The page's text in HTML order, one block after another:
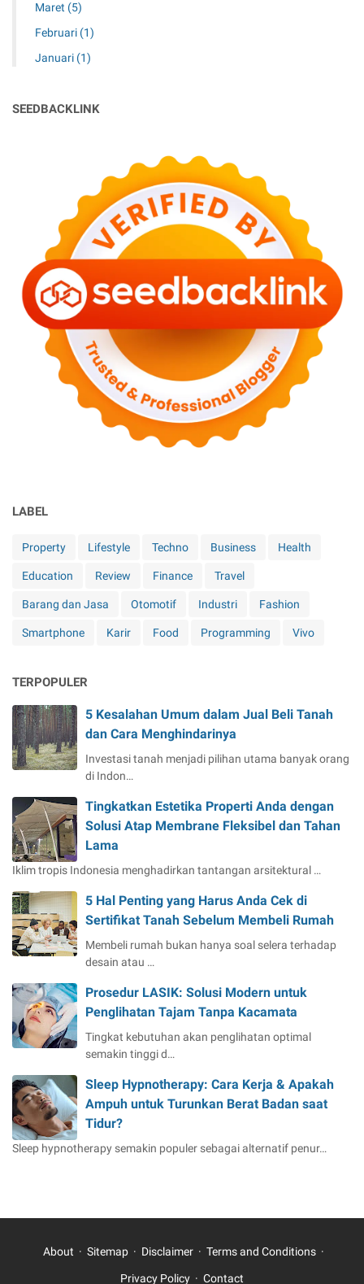
Maret (5)
Februari (1)
Januari (1)
SEEDBACKLINK
LABEL
Property Lifestyle Techno Business Health
Education Review Finance Travel
Barang dan Jasa Otomotif Industri Fashion
Smartphone Karir Food Programming Vivo
TERPOPULER
5 Kesalahan Umum dalam Jual Beli Tanah
dan Cara Menghindarinya
Investasi tanah menjadi pilihan utama banyak orang
di Indon…
Tingkatkan Estetika Properti Anda dengan
Solusi Atap Membrane Fleksibel dan Tahan
Lama
Iklim tropis Indonesia menghadirkan tantangan arsitektural …
5 Hal Penting yang Harus Anda Cek di
Sertifikat Tanah Sebelum Membeli Rumah
Membeli rumah bukan hanya soal selera terhadap
desain atau …
Prosedur LASIK: Solusi Modern untuk
Penglihatan Tajam Tanpa Kacamata
Tingkat kebutuhan akan penglihatan optimal
semakin tinggi d…
Sleep Hypnotherapy: Cara Kerja & Apakah
Ampuh untuk Turunkan Berat Badan saat
Tidur?
Sleep hypnotherapy semakin populer sebagai alternatif penur…
About Sitemap Disclaimer Terms and Conditions
Privacy Policy Contact